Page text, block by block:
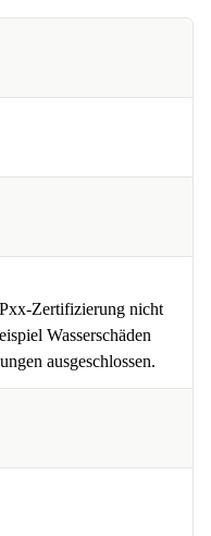
Zertifizierung nicht
Wasserschäden
ausgeschlossen.